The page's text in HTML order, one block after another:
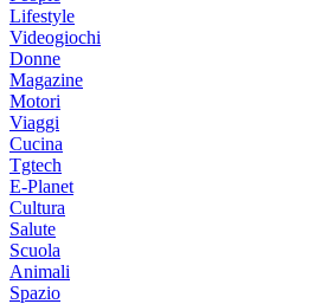
Lifestyle
Videogiochi
Donne
Magazine
Motori
Viaggi
Cucina
Tgtech
E-Planet
Cultura
Salute
Scuola
Animali
Spazio